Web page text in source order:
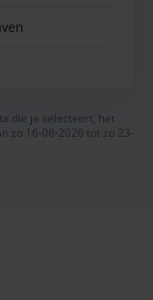
die je selecteert, het
zo 16-08-2026 tot zo 23-